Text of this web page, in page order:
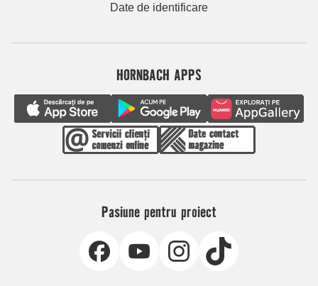
Date de identificare
HORNBACH APPS
Pasiune pentru proiect